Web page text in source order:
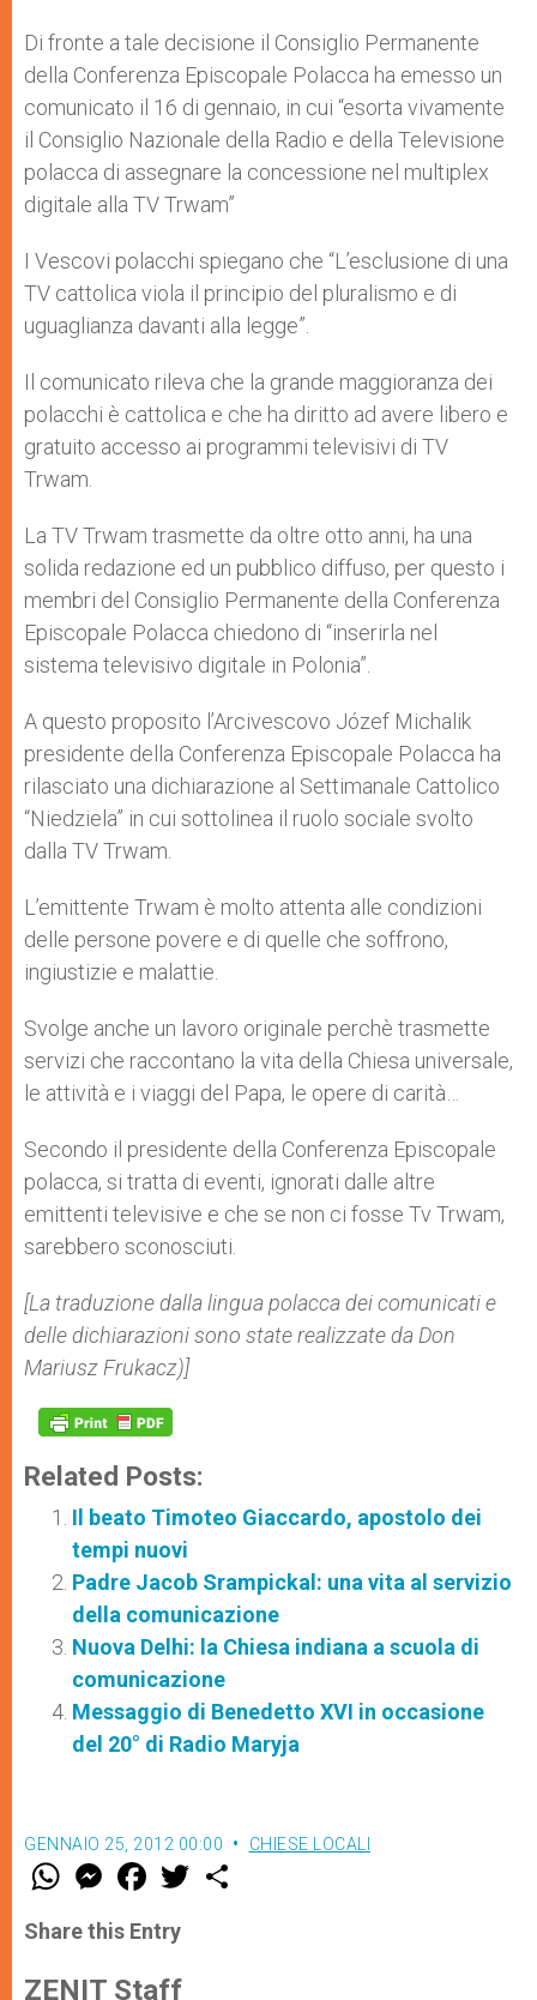
Di fronte a tale decisione il Consiglio Permanente
della Conferenza Episcopale Polacca ha emesso un
comunicato il 16 di gennaio, in cui “esorta vivamente
il Consiglio Nazionale della Radio e della Televisione
polacca di assegnare la concessione nel multiplex
digitale alla TV Trwam”
I Vescovi polacchi spiegano che “L’esclusione di una
TV cattolica viola il principio del pluralismo e di
uguaglianza davanti alla legge”.
Il comunicato rileva che la grande maggioranza dei
polacchi è cattolica e che ha diritto ad avere libero e
gratuito accesso ai programmi televisivi di TV
Trwam.
La TV Trwam trasmette da oltre otto anni, ha una
solida redazione ed un pubblico diffuso, per questo i
membri del Consiglio Permanente della Conferenza
Episcopale Polacca chiedono di “inserirla nel
sistema televisivo digitale in Polonia”.
A questo proposito l’Arcivescovo Józef Michalik
presidente della Conferenza Episcopale Polacca ha
rilasciato una dichiarazione al Settimanale Cattolico
“Niedziela” in cui sottolinea il ruolo sociale svolto
dalla TV Trwam.
L’emittente Trwam è molto attenta alle condizioni
delle persone povere e di quelle che soffrono,
ingiustizie e malattie.
Svolge anche un lavoro originale perchè trasmette
servizi che raccontano la vita della Chiesa universale,
le attività e i viaggi del Papa, le opere di carità…
Secondo il presidente della Conferenza Episcopale
polacca, si tratta di eventi, ignorati dalle altre
emittenti televisive e che se non ci fosse Tv Trwam,
sarebbero sconosciuti.
[La traduzione dalla lingua polacca dei comunicati e
delle dichiarazioni sono state realizzate da Don
Mariusz Frukacz)]
Related Posts:
Il beato Timoteo Giaccardo, apostolo dei
tempi nuovi
Padre Jacob Srampickal: una vita al servizio
della comunicazione
Nuova Delhi: la Chiesa indiana a scuola di
comunicazione
Messaggio di Benedetto XVI in occasione
del 20° di Radio Maryja
GENNAIO 25, 2012 00:00 CHIESE LOCALI
W
t
s
p
M
e
s
e
g
F
a
e
b
o
w
Share this Entry
ZENIT Staff